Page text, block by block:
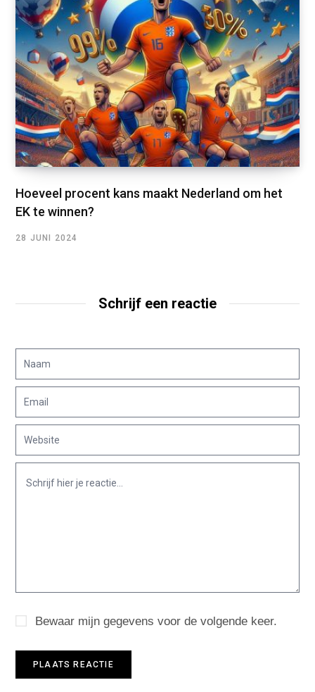
Hoeveel procent kans maakt Nederland om het
EK te winnen?
28 JUNI 2024
Schrijf een reactie
Bewaar mijn gegevens voor de volgende keer.